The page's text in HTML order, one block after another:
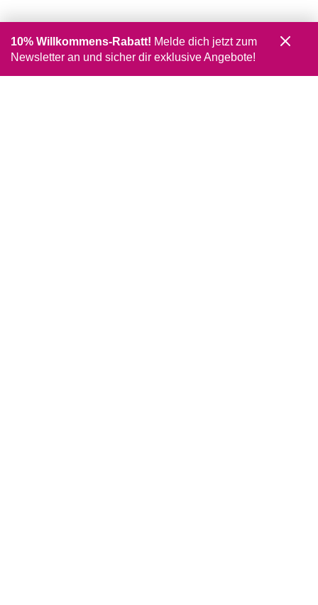
10% Willkommens-Rabatt! Melde dich jetzt zum
Newsletter an und sicher dir exklusive Angebote!